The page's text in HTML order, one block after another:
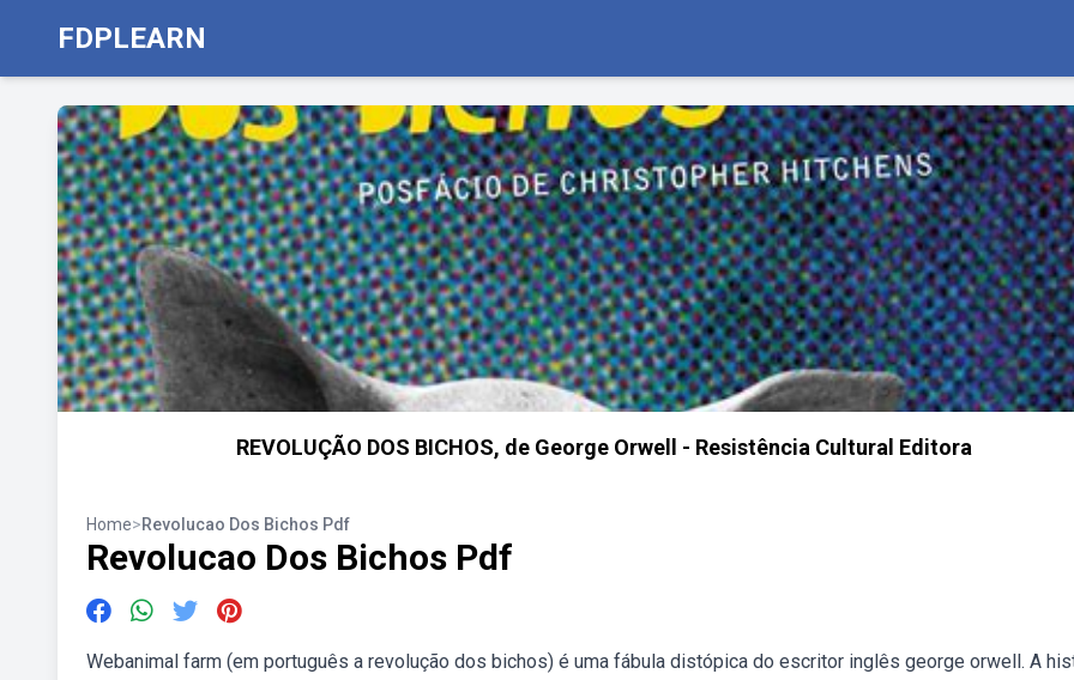
FDPLEARN
REVOLUÇÃO DOS BICHOS, de George Orwell - Resistência Cultural Editora
Home>Revolucao Dos Bichos Pdf
Revolucao Dos Bichos Pdf
Webanimal farm (em português a revolução dos bichos) é uma fábula distópica do escritor inglês george orwell. A